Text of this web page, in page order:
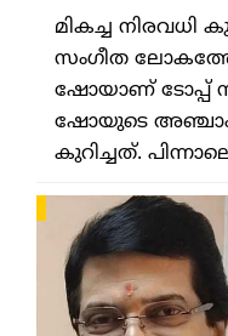
മികച്ച നിരവധി
സംഗീത
ഷോയാണ് ടോപ്പ്
ഷോയുടെ
കുറിച്ചത്.